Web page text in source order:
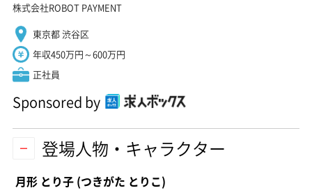
株式会社ROBOT PAYMENT
東京都 渋谷区
年収450万円～600万円
正社員
Sponsored by
登場人物・キャラクター
月形 とり子 (つきがた とりこ)